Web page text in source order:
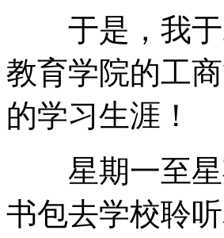
于是，我于
教育学院的工
的学习生涯！
星期一至星
书包去学校聆